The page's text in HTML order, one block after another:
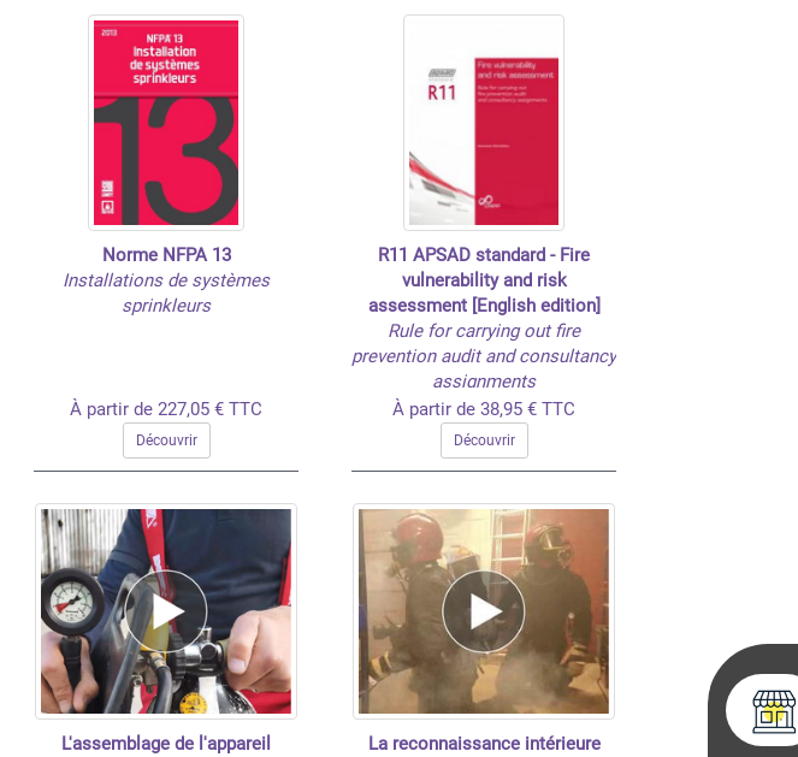
Norme NFPA 13
Installations de systèmes
sprinkleurs
À partir de 227,05 € TTC
Découvrir
R11 APSAD standard - Fire
vulnerability and risk
assessment [English edition]
Rule for carrying out fire
prevention audit and consultancy
assignments
À partir de 38,95 € TTC
Découvrir
L'assemblage de l'appareil
La reconnaissance intérieure